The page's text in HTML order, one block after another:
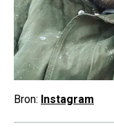
Bron: Instagram